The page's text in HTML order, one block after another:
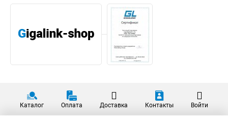
Каталог Оплата Доставка Контакты Войти